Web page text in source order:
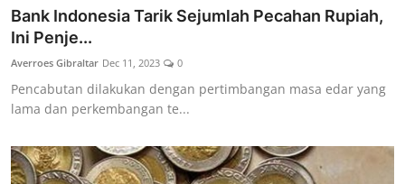
Bank Indonesia Tarik Sejumlah Pecahan Rupiah,
Ini Penje...
Averroes Gibraltar Dec 11, 2023 0
Pencabutan dilakukan dengan pertimbangan masa edar yang
lama dan perkembangan te...